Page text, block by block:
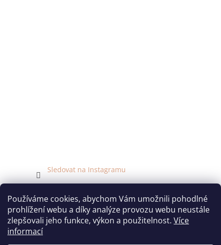
Používáme cookies, abychom Vám umožnili pohodlné
prohlížení webu a díky analýze provozu webu neustále
zlepšovali jeho funkce, výkon a použitelnost. Více
informací
Sledovat na Instagramu
Facebook